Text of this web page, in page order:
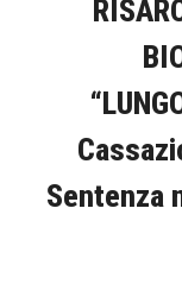
Sentenza